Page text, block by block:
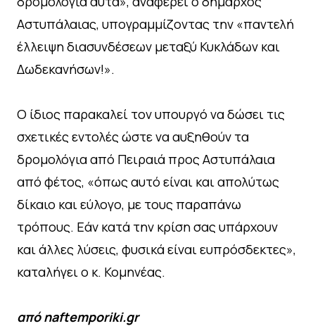
Αστυπάλαιας, υπογραμμίζοντας την «παντελή
έλλειψη διασυνδέσεων μεταξύ Κυκλάδων και
Δωδεκανήσων!».
Ο ίδιος παρακαλεί τον υπουργό να δώσει τις
σχετικές εντολές ώστε να αυξηθούν τα
δρομολόγια από Πειραιά προς Αστυπάλαια
από φέτος, «όπως αυτό είναι και απολύτως
δίκαιο και εύλογο, με τους παραπάνω
τρόπους. Εάν κατά την κρίση σας υπάρχουν
και άλλες λύσεις, φυσικά είναι ευπρόσδεκτες»,
καταλήγει ο κ. Κομηνέας.
από naftemporiki.gr